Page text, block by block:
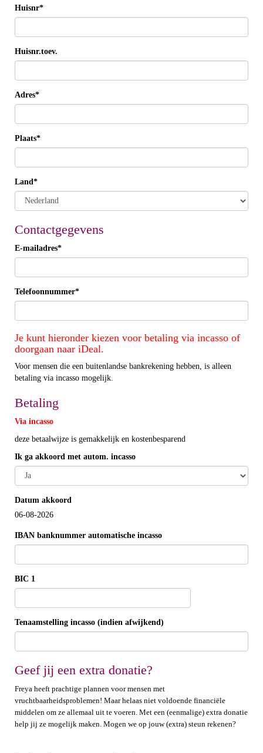
Huisnr*
Huisnr.toev.
Adres*
Plaats*
Land*
Contactgegevens
E-mailadres*
Telefoonnummer*
Je kunt hieronder kiezen voor betaling via incasso of
doorgaan naar iDeal.
Voor mensen die een buitenlandse bankrekening hebben, is alleen
betaling via incasso mogelijk.
Betaling
Via incasso
deze betaalwijze is gemakkelijk en kostenbesparend
Ik ga akkoord met autom. incasso
Datum akkoord
06-08-2026
IBAN banknummer automatische incasso
BIC 1
Tenaamstelling incasso (indien afwijkend)
Geef jij een extra donatie?
Freya heeft prachtige plannen voor mensen met
vruchtbaarheidsproblemen! Maar helaas niet voldoende financiële
middelen om ze allemaal uit te voeren. Met een (eenmalige) extra donatie
help jij ze mogelijk maken. Mogen we op jouw (extra) steun rekenen?